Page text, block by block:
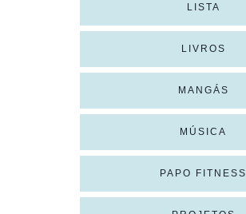
LISTA
LIVROS
MANGÁS
MÚSICA
PAPO FITNESS